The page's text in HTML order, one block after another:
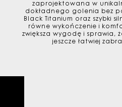
zaprojektowana w
dokładnego golenia bez
Black Titanium oraz szybki
równe wykończenie i
zwiększa wygodę i sprawia,
jeszcze łatwiej